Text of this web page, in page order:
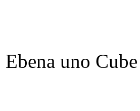
Ebena uno